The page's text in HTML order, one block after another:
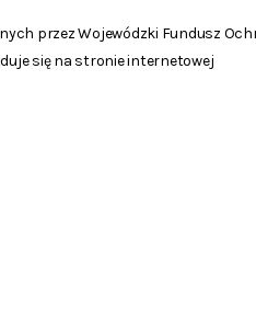
przez Wojewódzki Fundusz
się na stronie internetowej